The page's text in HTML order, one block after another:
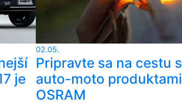
je
02.05.
Pripravte sa na cestu s
auto-moto produktami
OSRAM